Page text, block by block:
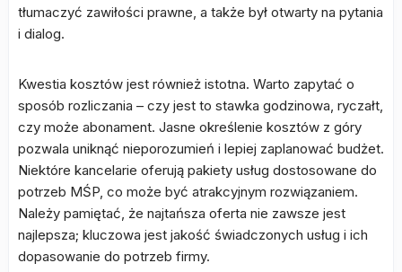
tłumaczyć zawiłości prawne, a także był otwarty na pytania
i dialog.
Kwestia kosztów jest również istotna. Warto zapytać o
sposób rozliczania – czy jest to stawka godzinowa, ryczałt,
czy może abonament. Jasne określenie kosztów z góry
pozwala uniknąć nieporozumień i lepiej zaplanować budżet.
Niektóre kancelarie oferują pakiety usług dostosowane do
potrzeb MŚP, co może być atrakcyjnym rozwiązaniem.
Należy pamiętać, że najtańsza oferta nie zawsze jest
najlepsza; kluczowa jest jakość świadczonych usług i ich
dopasowanie do potrzeb firmy.